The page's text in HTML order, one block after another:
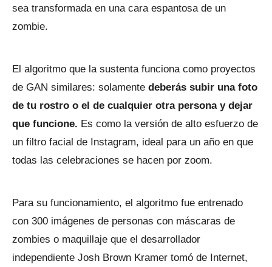
sea transformada en una cara espantosa de un
zombie.
El algoritmo que la sustenta funciona como proyectos
de GAN similares: solamente deberás subir una foto
de tu rostro o el de cualquier otra persona y dejar
que funcione. Es como la versión de alto esfuerzo de
un filtro facial de Instagram, ideal para un año en que
todas las celebraciones se hacen por zoom.
Para su funcionamiento, el algoritmo fue entrenado
con 300 imágenes de personas con máscaras de
zombies o maquillaje que el desarrollador
independiente Josh Brown Kramer tomó de Internet,